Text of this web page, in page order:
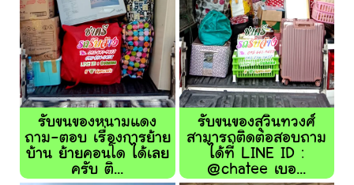
รับขนของหนามแดง
ถาม-ตอบ เรื่องการย้าย
บ้าน ย้ายคอนโด ได้เลย
ครับ ติ...
รับขนของสุวินทวงศ์
สามารถติดต่อสอบถาม
ได้ที่ LINE ID :
@chatee เบอ...